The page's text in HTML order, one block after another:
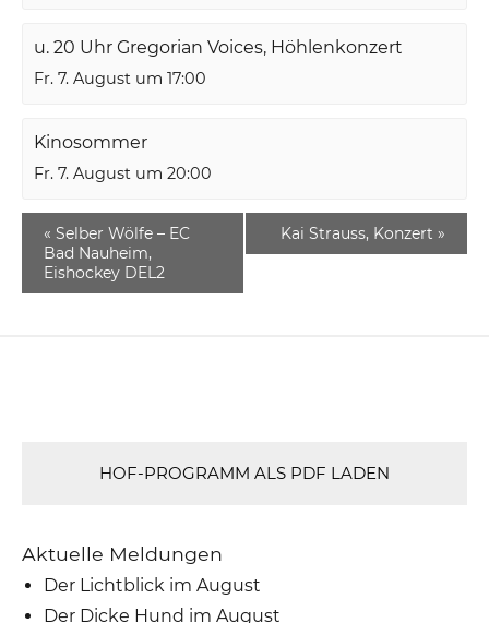
u. 20 Uhr Gregorian Voices, Höhlenkonzert
Fr. 7. August um 17:00
Kinosommer
Fr. 7. August um 20:00
« Selber Wölfe – EC
Bad Nauheim,
Eishockey DEL2
Kai Strauss, Konzert »
HOF-PROGRAMM ALS PDF LADEN
Aktuelle Meldungen
Der Lichtblick im August
Der Dicke Hund im August